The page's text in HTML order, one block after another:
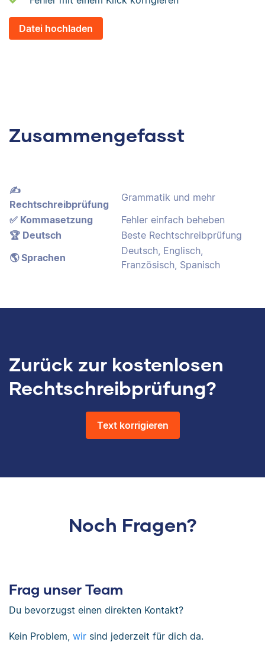
Datei hochladen
Zusammengefasst
✍️
Rechtschreibprüfung
Grammatik und mehr
✅ Kommasetzung
Fehler einfach beheben
🏆 Deutsch
Beste Rechtschreibprüfung
🌎 Sprachen
Deutsch, Englisch,
Französisch, Spanisch
Zurück zur kostenlosen
Rechtschreibprüfung?
Text korrigieren
Noch Fragen?
Frag unser Team
Du bevorzugst einen direkten Kontakt?
Kein Problem, wir sind jederzeit für dich da.